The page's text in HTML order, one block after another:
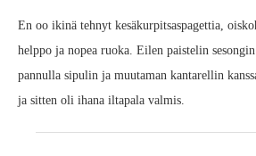
En oo ikinä tehnyt kesäkurpitsaspagettia,
helppo ja nopea ruoka. Eilen paistelin
pannulla sipulin ja muutaman kantarellin
ja sitten oli ihana iltapala valmis.